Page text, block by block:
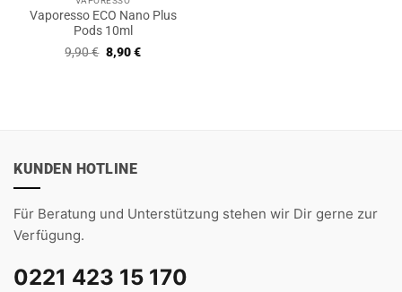
Vaporesso ECO Nano Plus
Pods 10ml
9,90€ Ursprünglicher
Preis
8,90€Aktueller
KUNDEN HOTLINE
Für Beratung und Unterstützung stehen wir Dir gerne zur
Verfügung.
0221 423 15 170